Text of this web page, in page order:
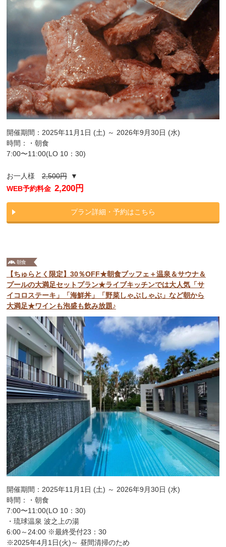
開催期間：2025年11月1日 (土) ～ 2026年9月30日 (水)
時間：・朝食
7:00〜11:00(LO 10：30)
お一人様2,500円▼
WEB予約料金 2,200円
プラン詳細・予約はこちら
【ちゅらとく限定】30％OFF★朝食ブッフェ＋温泉＆サウナ＆
プールの大満足セットプラン★ライブキッチンでは大人気「サ
イコロステーキ」「海鮮丼」「野菜しゃぶしゃぶ」など朝から
大満足★ワインも泡盛も飲み放題♪
開催期間：2025年11月1日 (土) ～ 2026年9月30日 (水)
時間：・朝食
7:00〜11:00(LO 10：30)
・琉球温泉 波之上の湯
6:00～24:00 ※最終受付23：30
※2025年4月1日(火)～ 昼間清掃のため